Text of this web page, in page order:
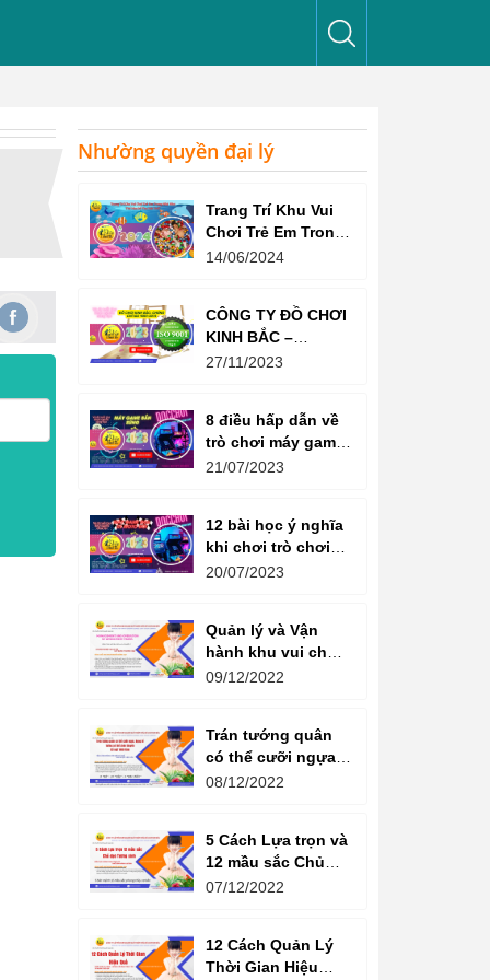
Nhường quyền đại lý
Trang Trí Khu Vui
Chơi Trẻ Em Trong
Nhà Như Thế Nào
14/06/2024
CÔNG TY ĐỒ CHƠI
KINH BẮC –
CHỨNG CHỈ ISO
27/11/2023
8 điều hấp dẫn về
trò chơi máy game
bắn súng
21/07/2023
12 bài học ý nghĩa
khi chơi trò chơi
máy game đua xe
20/07/2023
Quản lý và Vận
hành khu vui chơi
giải trí -
amusement parks
09/12/2022
Trán tướng quân
có thể cưỡi ngựa,
Bụng tể tướng có
08/12/2022
5 Cách Lựa trọn và
12 mầu sắc Chủ
đạo Tương sinh
năng lượng
07/12/2022
12 Cách Quản Lý
Thời Gian Hiệu